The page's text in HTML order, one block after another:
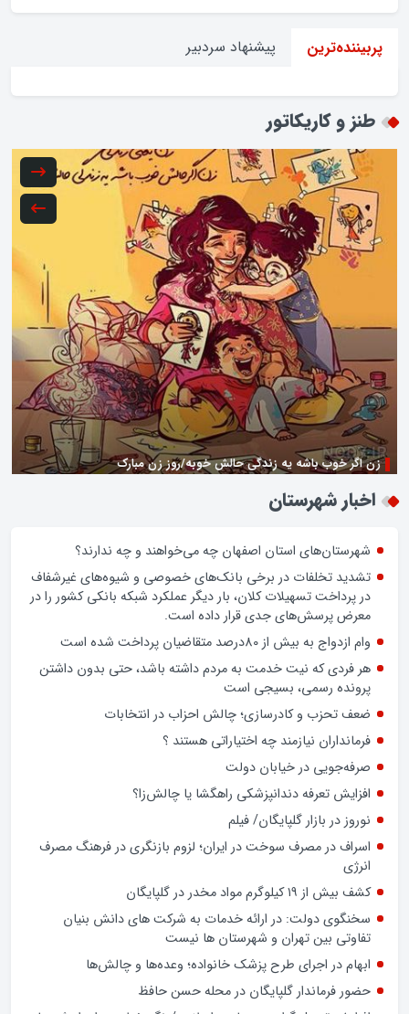
پربیننده‌ترین پیشنهاد سردبیر
طنز و کاریکاتور
زن اگر خوب باشه یه زندگی حالش خوبه/روز زن مبارک
اخبار شهرستان
شهرستان‌های استان اصفهان چه می‌خواهند و چه ندارند؟
تشدید تخلفات در برخی بانک‌های خصوصی و شیوه‌های غیرشفاف
در پرداخت تسهیلات کلان، بار دیگر عملکرد شبکه بانکی کشور را در
معرض پرسش‌های جدی قرار داده است.
وام ازدواج به بیش از 80درصد متقاضیان پرداخت شده است
هر فردی که نیت خدمت به مردم داشته باشد، حتی بدون داشتن
پرونده رسمی، بسیجی است
ضعف تحزب و کادرسازی؛ چالش احزاب در انتخابات
فرمانداران نیازمند چه اختیاراتی هستند ؟
صرفه‌جویی در خیابان دولت
افزایش تعرفه دندانپزشکی راهگشا یا چالش‌زا؟
نوروز در بازار گلپایگان/ فیلم
اسراف در مصرف سوخت در ایران؛ لزوم بازنگری در فرهنگ مصرف
انرژی
کشف بیش از ۱۹ کیلوگرم مواد مخدر در گلپایگان
سخنگوی دولت: در ارائه خدمات به شرکت های دانش بنیان
تفاوتی بین تهران و شهرستان ها نیست
ابهام در اجرای طرح پزشک خانواده؛ وعده‌ها و چالش‌ها
حضور فرماندار گلپایگان در محله حسن حافظ